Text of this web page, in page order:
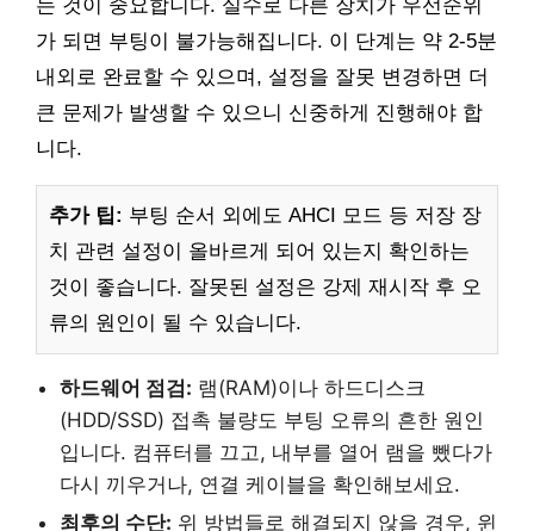
는 것이 중요합니다. 실수로 다른 장치가 우선순위
가 되면 부팅이 불가능해집니다. 이 단계는 약 2-5분
내외로 완료할 수 있으며, 설정을 잘못 변경하면 더
큰 문제가 발생할 수 있으니 신중하게 진행해야 합
니다.
추가 팁: 부팅 순서 외에도 AHCI 모드 등 저장 장
치 관련 설정이 올바르게 되어 있는지 확인하는
것이 좋습니다. 잘못된 설정은 강제 재시작 후 오
류의 원인이 될 수 있습니다.
하드웨어 점검: 램(RAM)이나 하드디스크
(HDD/SSD) 접촉 불량도 부팅 오류의 흔한 원인
입니다. 컴퓨터를 끄고, 내부를 열어 램을 뺐다가
다시 끼우거나, 연결 케이블을 확인해보세요.
최후의 수단: 위 방법들로 해결되지 않을 경우, 윈